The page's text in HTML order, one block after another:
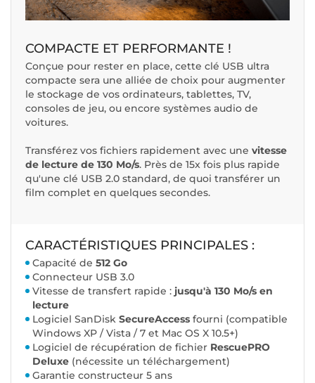
COMPACTE ET PERFORMANTE !
Conçue pour rester en place, cette clé USB ultra
compacte sera une alliée de choix pour augmenter
le stockage de vos ordinateurs, tablettes, TV,
consoles de jeu, ou encore systèmes audio de
voitures.
Transférez vos fichiers rapidement avec une vitesse
de lecture de 130 Mo/s. Près de 15x fois plus rapide
qu'une clé USB 2.0 standard, de quoi transférer un
film complet en quelques secondes.
CARACTÉRISTIQUES PRINCIPALES :
Capacité de 512 Go
Connecteur USB 3.0
Vitesse de transfert rapide : jusqu'à 130 Mo/s en
lecture
Logiciel SanDisk SecureAccess fourni (compatible
Windows XP / Vista / 7 et Mac OS X 10.5+)
Logiciel de récupération de fichier RescuePRO
Deluxe (nécessite un téléchargement)
Garantie constructeur 5 ans